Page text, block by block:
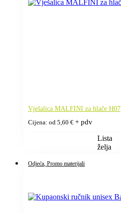
Vješalica MALFINI za hlače H07
Cijena: od 5,60 € + pdv
Lista
želja
Odjeća, Promo materijali